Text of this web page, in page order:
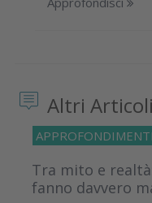
Altri Articoli
APPROFONDIMENTI
Tra mito e
fanno davvero